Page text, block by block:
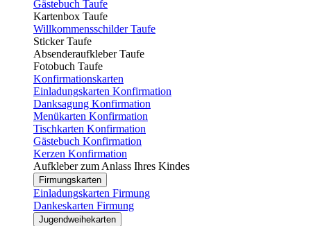
Gästebuch Taufe
Kartenbox Taufe
Willkommensschilder Taufe
Sticker Taufe
Absenderaufkleber Taufe
Fotobuch Taufe
Konfirmationskarten
Einladungskarten Konfirmation
Danksagung Konfirmation
Menükarten Konfirmation
Tischkarten Konfirmation
Gästebuch Konfirmation
Kerzen Konfirmation
Aufkleber zum Anlass Ihres Kindes
Firmungskarten
Einladungskarten Firmung
Dankeskarten Firmung
Jugendweihekarten